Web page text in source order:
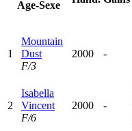
Age-Sexe
1
Mountain
Dust
F/3
2000 -
2
Isabella
Vincent
F/6
2000 -